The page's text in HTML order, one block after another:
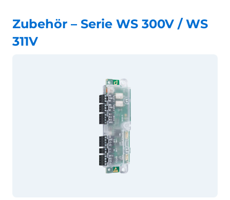
Zubehör – Serie WS 300V / WS
311V